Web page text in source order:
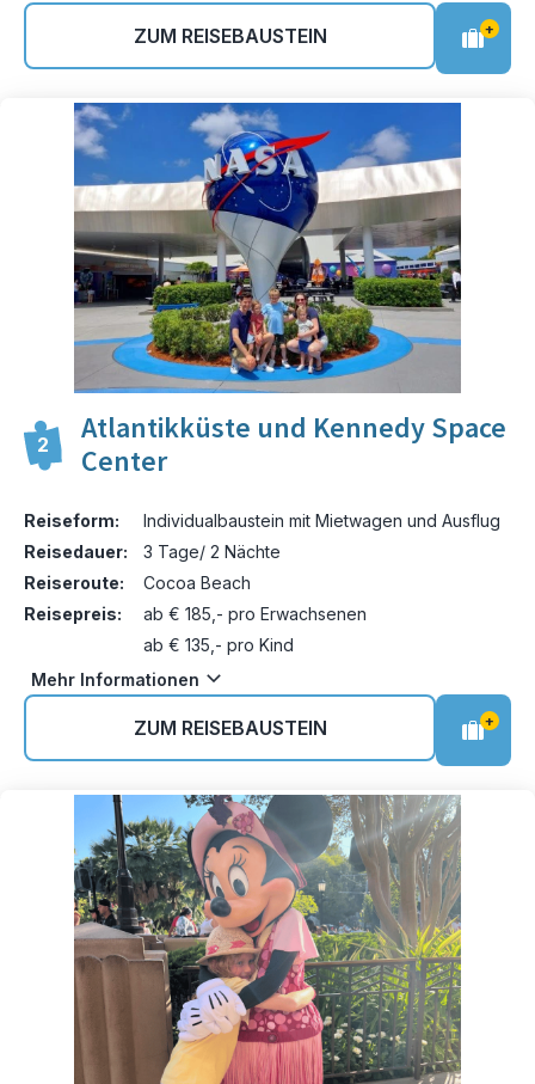
ZUM REISEBAUSTEIN +
2
Atlantikküste und Kennedy Space
Center
Reiseform:
Individualbaustein mit Mietwagen und Ausflug
Reisedauer:
3 Tage/ 2 Nächte
Reiseroute:
Cocoa Beach
Reisepreis:
ab € 185,- pro Erwachsenen
ab € 135,- pro Kind
Mehr Informationen
ZUM REISEBAUSTEIN +